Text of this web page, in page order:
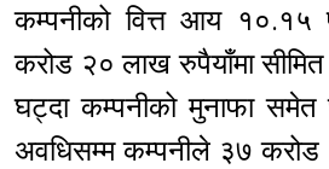
कम्पनीको वित्त आय
करोड २० लाख रुपैयाँमा
घट्दा कम्पनीको मुनाफा
अवधिसम्म कम्पनीले ३७